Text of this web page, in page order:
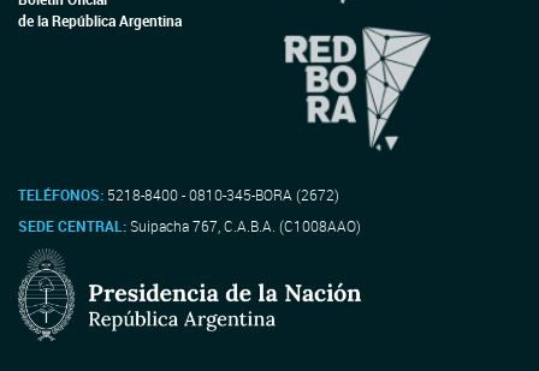
de la República Argentina
TELÉFONOS: 5218-8400 - 0810-345-BORA (2672)
SEDE CENTRAL:Suipacha 767, C.A.B.A. (C1008AAO)